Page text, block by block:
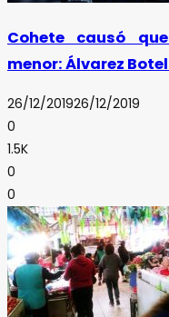
Cohete causó
menor: Álvarez
26/12/201926/12/2019
0
1.5K
0
0